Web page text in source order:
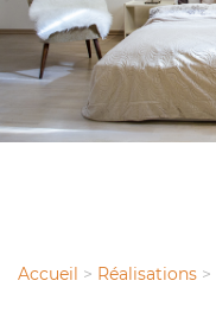
Accueil > Réalisations >